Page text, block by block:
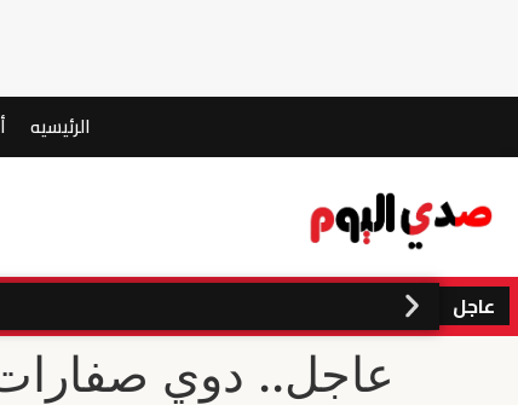
الرئيسيه
عاجل
عاجل.. دوي